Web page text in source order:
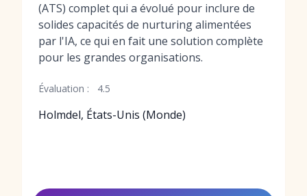
(ATS) complet qui a évolué pour inclure de
solides capacités de nurturing alimentées
par l'IA, ce qui en fait une solution complète
pour les grandes organisations.
Évaluation : 4.5
Holmdel, États-Unis (Monde)